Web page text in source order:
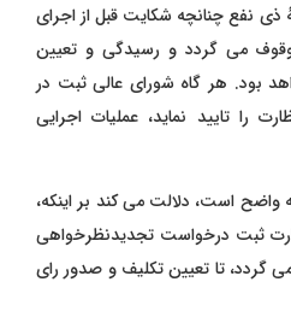
نفع چنانچه شکایت قبل از اجرای
می ‌گردد و رسیدگی و تعیین
بود. هر گاه شورای عالی ثبت در
را تایید نماید، عملیات اجرایی
است، دلالت می ‌کند بر اینکه،
ثبت درخواست تجدیدنظرخواهی
گردد، تا تعیین تکلیف و صدور رای